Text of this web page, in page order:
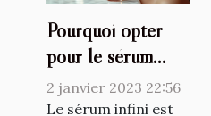
Pourquoi opter
pour le sérum
Raffermissant
infinite by
2 janvier 2023 22:56
Le sérum infini est